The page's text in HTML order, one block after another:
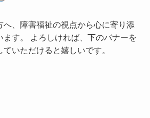
へ、障害福祉の視点から心に寄り添
ます。 よろしければ、下のバナーを
いただけると嬉しいです。